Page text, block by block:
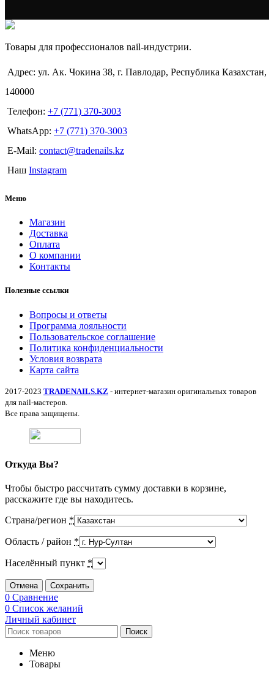
Товары для профессионалов nail-индустрии.
Адрес: ул. Ак. Чокина 38, г. Павлодар, Республика Казахстан,
140000
Телефон: +7 (771) 370-3003
WhatsApp: +7 (771) 370-3003
E-Mail: contact@tradenails.kz
Наш Instagram
Меню
Магазин
Доставка
Оплата
О компании
Контакты
Полезные ссылки
Вопросы и ответы
Программа лояльности
Пользовательское соглашение
Политика конфиденциальности
Условия возврата
Карта сайта
2017-2023 TRADENAILS.KZ - интернет-магазин оригинальных товаров
для nail-мастеров.
Все права защищены.
Откуда Вы?
Чтобы быстро рассчитать сумму доставки в корзине,
расскажите где вы находитесь.
Страна/регион *
Область / район *
Населённый пункт *
Отмена Сохранить
0 Сравнение
0 Список желаний
Личный кабинет
Поиск
Меню
Товары